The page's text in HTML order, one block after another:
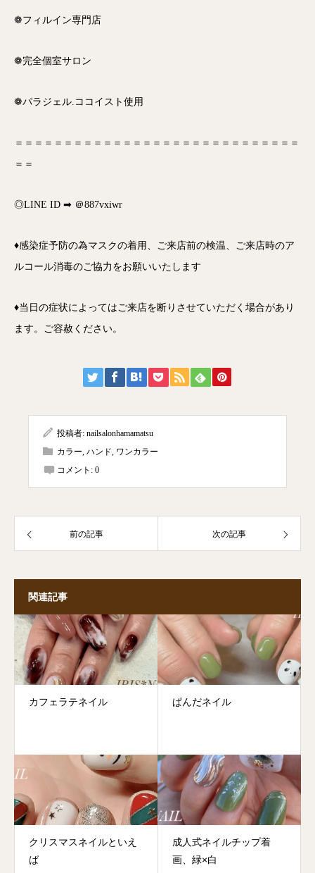
❁フィルイン専門店
❁完全個室サロン
❁パラジェル.ココイスト使用
＝＝＝＝＝＝＝＝＝＝＝＝＝＝＝＝＝＝＝＝＝＝＝＝＝＝＝＝＝
＝＝
◎LINE ID ➡ ＠887vxiwr
♦感染症予防の為マスクの着用、ご来店前の検温、ご来店時のア
ルコール消毒のご協力をお願いいたします
♦当日の症状によってはご来店を断りさせていただく場合があり
ます。ご容赦ください。
投稿者: nailsalonhamamatsu
カラー, ハンド, ワンカラー
コメント: 0
前の記事 次の記事
関連記事
カフェラテネイル ぱんだネイル
クリスマスネイルといえ
ば
成人式ネイルチップ着
画、緑×白